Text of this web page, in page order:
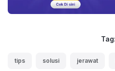
Tag:
tips solusi jerawat